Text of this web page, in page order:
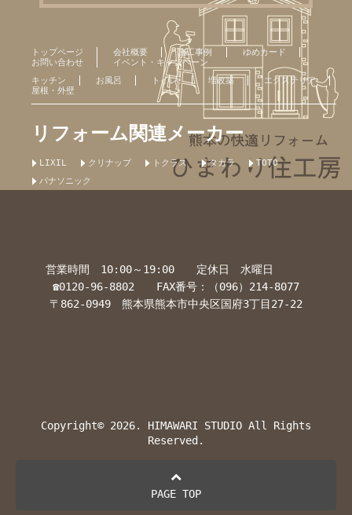
トップページ 会社概要 施工事例
ゆめカード
お問い合わせ
イベント・キャンペーン
キッチン
お風呂 トイレ 増改築
エクステリア
屋根・外壁
リフォーム関連メーカー
LIXIL クリナップ トクラス タカラ
TOTO
パナソニック
営業時間 10:00～19:00 定休日 水曜日
☎0120-96-8802 FAX番号：（096）214-8077
〒862-0949 熊本県熊本市中央区国府3丁目27-22
Copyright© 2026. HIMAWARI STUDIO All Rights
Reserved.
PAGE TOP